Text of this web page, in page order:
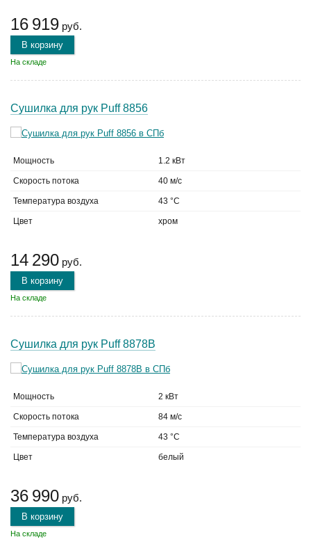
16 919 руб.
В корзину
На складе
Сушилка для рук Puff 8856
Мощность 1.2 кВт
Скорость потока 40 м/с
Температура воздуха 43 °C
Цвет хром
14 290 руб.
В корзину
На складе
Сушилка для рук Puff 8878B
Мощность 2 кВт
Скорость потока 84 м/с
Температура воздуха 43 °C
Цвет белый
36 990 руб.
В корзину
На складе